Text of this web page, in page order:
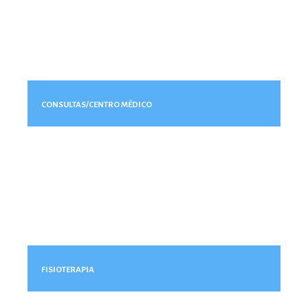
CONSULTAS/CENTRO MÉDICO
FISIOTERAPIA